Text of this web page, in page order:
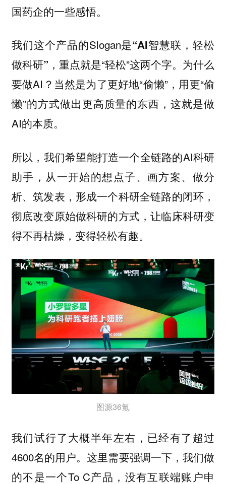
国药企的一些感悟。
我们这个产品的Slogan是“AI智慧联，轻松
做科研” ，重点就是“轻松”这两个字。为什么
要做AI？当然是为了更好地“偷懒”，用更“偷
懒”的方式做出更高质量的东西，这就是做
AI的本质。
所以，我们希望能打造一个全链路的AI科研
助手，从一开始的想点子、画方案、做分
析、筑发表，形成一个科研全链路的闭环，
彻底改变原始做科研的方式，让临床科研变
得不再枯燥，变得轻松有趣。
图源36氪
我们试行了大概半年左右，已经有了超过
4600名的用户。这里需要强调一下，我们做
的不是一个To C产品，没有互联端账户申